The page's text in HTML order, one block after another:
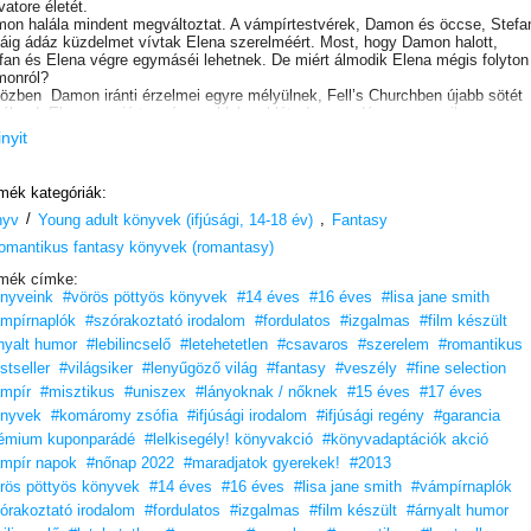
életét.
halála mindent megváltoztat. A vámpírtestvérek, Damon és öccse,
ádáz küzdelmet vívtak Elena szerelméért. Most, hogy Damon halott,
és Elena végre egymáséi lehetnek. De miért álmodik Elena mégis folyton
Damon iránti érzelmei egyre mélyülnek, Fell’s Churchben újabb sötét
ébred. Elena megjárta már a poklok poklát, de ez a démon semmihez sem
amivel eddig szembesült. A gonosz egyetlen célja, hogy megölje őt és
szerettét.
kategóriák:
/ Young adult könyvek (ifjúsági, 14-18 év) , Fantasy
fantasy könyvek (romantasy)
címke:
#vörös pöttyös könyvek #14 éves #16 éves #lisa jane smith
#szórakoztató irodalom #fordulatos #izgalmas #film készült
humor #lebilincselő #letehetetlen #csavaros #szerelem #romantikus
#világsiker #lenyűgöző világ #fantasy #veszély #fine selection
#misztikus #uniszex #lányoknak / nőknek #15 éves #17 éves
#komáromy zsófia #ifjúsági irodalom #ifjúsági regény #garancia
kuponparádé #lelkisegély! könyvakció #könyvadaptációk akció
napok #nőnap 2022 #maradjatok gyerekek! #2013
pöttyös könyvek #14 éves #16 éves #lisa jane smith #vámpírnaplók
irodalom
#fordulatos #izgalmas #film készült #árnyalt humor